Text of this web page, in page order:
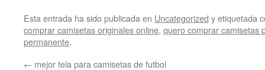
Esta entrada ha sido publicada en Uncategorized y etiquetada
comprar camisetas originales online, quero comprar camisetas
permanente.
← mejor tela para camisetas de futbol